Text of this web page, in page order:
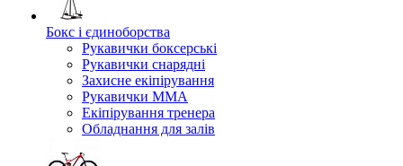
Бокс і єдиноборства
Рукавички боксерські
Рукавички снарядні
Захисне екіпірування
Рукавички ММА
Екіпірування тренера
Обладнання для залів